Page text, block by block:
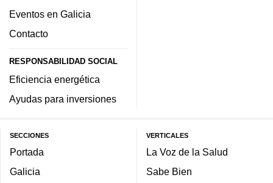
Eventos en Galicia
Contacto
RESPONSABILIDAD SOCIAL
Eficiencia energética
Ayudas para inversiones
SECCIONES
Portada
Galicia
VERTICALES
La Voz de la Salud
Sabe Bien